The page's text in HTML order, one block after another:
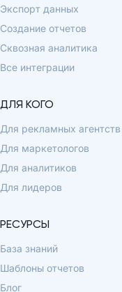
Экспорт данных
Создание отчетов
Сквозная аналитика
Все интеграции
ДЛЯ КОГО
Для рекламных агентств
Для маркетологов
Для аналитиков
Для лидеров
РЕСУРСЫ
База знаний
Шаблоны отчетов
Блог